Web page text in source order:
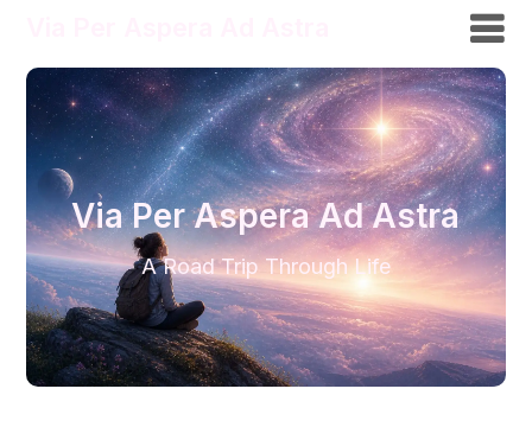
Via Per Aspera Ad Astra
A Road Trip Through Life